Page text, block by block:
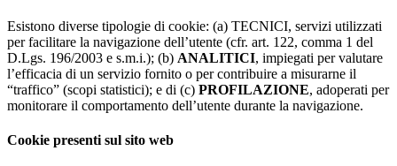
Esistono diverse tipologie di cookie: (a) TECNICI, servizi utilizzati
per facilitare la navigazione dell’utente (cfr. art. 122, comma 1 del
D.Lgs. 196/2003 e s.m.i.); (b) ANALITICI, impiegati per valutare
l’efficacia di un servizio fornito o per contribuire a misurarne il
“traffico” (scopi statistici); e di (c) PROFILAZIONE, adoperati per
monitorare il comportamento dell’utente durante la navigazione.
Cookie presenti sul sito web